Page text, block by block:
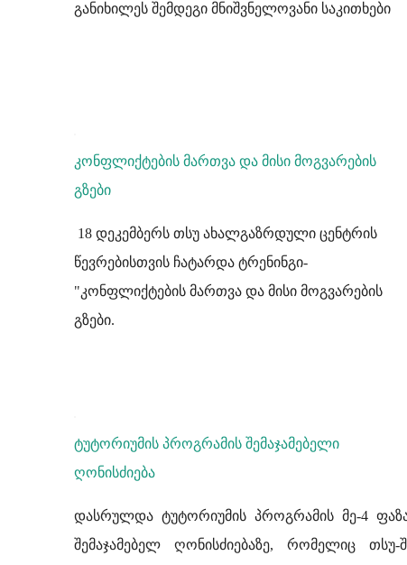
განიხილეს შემდეგი მნიშვნელოვანი საკითხები
კონფლიქტების მართვა და მისი მოგვარების
გზები
18 დეკემბერს თსუ ახალგაზრდული ცენტრის
წევრებისთვის ჩატარდა ტრენინგი-
"კონფლიქტების მართვა და მისი მოგვარების
გზები.
ტუტორიუმის პროგრამის შემაჯამებელი
ღონისძიება
დასრულდა ტუტორიუმის პროგრამის მე-4
შემაჯამებელ ღონისძიებაზე, რომელიც თსუ-